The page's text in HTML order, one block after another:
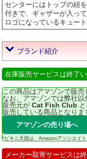
センターにはトップの紐
付きで、ギャザーが入っ
ロゴになっているキュー
ブランド紹介
在庫販売サービスは終了
この商品はアマゾンで販売
なお、アマゾンでは弊社以
販売元が Cat Fish Club
販売している商品となりま
アマゾンの売り場へ
*ビキニ天国は、Amazonアソシエイ
メーカー取寄サービスは